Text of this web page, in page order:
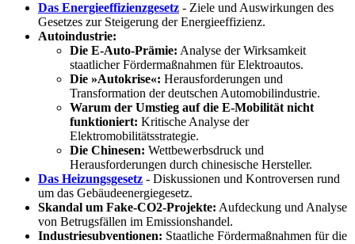
Das Energieeffizienzgesetz - Ziele und Auswirkungen des
Gesetzes zur Steigerung der Energieeffizienz.
Autoindustrie:
Die E-Auto-Prämie: Analyse der Wirksamkeit
staatlicher Fördermaßnahmen für Elektroautos.
Die »Autokrise«: Herausforderungen und
Transformation der deutschen Automobilindustrie.
Warum der Umstieg auf die E-Mobilität nicht
funktioniert: Kritische Analyse der
Elektromobilitätsstrategie.
Die Chinesen: Wettbewerbsdruck und
Herausforderungen durch chinesische Hersteller.
Das Heizungsgesetz - Diskussionen und Kontroversen rund
um das Gebäudeenergiegesetz.
Skandal um Fake-CO2-Projekte: Aufdeckung und Analyse
von Betrugsfällen im Emissionshandel.
Industriesubventionen: Staatliche Fördermaßnahmen für die